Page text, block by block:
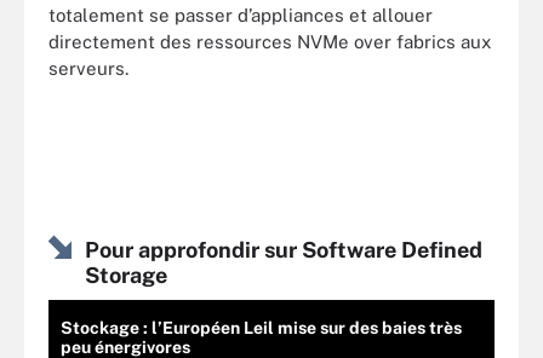
totalement se passer d’appliances et allouer
directement des ressources NVMe over fabrics aux
serveurs.
Pour approfondir sur Software Defined
Storage
Stockage : l’Européen Leil mise sur des baies très
peu énergivores